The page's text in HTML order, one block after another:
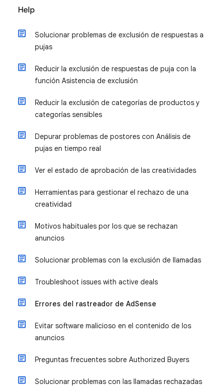
Help
Solucionar problemas de exclusión de respuestas a
pujas
Reducir la exclusión de respuestas de puja con la
función Asistencia de exclusión
Reducir la exclusión de categorías de productos y
categorías sensibles
Depurar problemas de postores con Análisis de
pujas en tiempo real
Ver el estado de aprobación de las creatividades
Herramientas para gestionar el rechazo de una
creatividad
Motivos habituales por los que se rechazan
anuncios
Solucionar problemas con la exclusión de llamadas
Troubleshoot issues with active deals
Errores del rastreador de AdSense
Evitar software malicioso en el contenido de los
anuncios
Preguntas frecuentes sobre Authorized Buyers
Solucionar problemas con las llamadas rechazadas